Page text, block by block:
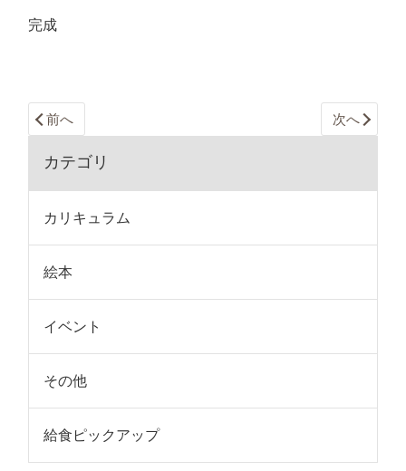
完成
前へ 次へ
カテゴリ
カリキュラム
絵本
イベント
その他
給食ピックアップ